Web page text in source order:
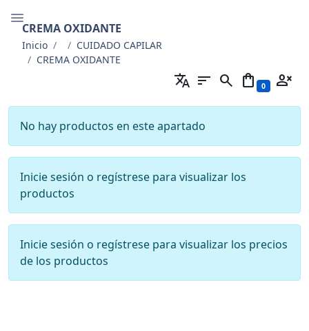
CREMA OXIDANTE
Inicio
CUIDADO CAPILAR
CREMA OXIDANTE
translate sort search shopping_bag 0 person_cancel
No hay productos en este apartado
Inicie sesión o regístrese para visualizar los
productos
Inicie sesión o regístrese para visualizar los precios
de los productos